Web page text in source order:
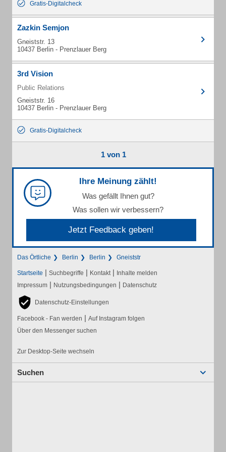
Gratis-Digitalcheck
Zazkin Semjon
Gneiststr. 13
10437 Berlin - Prenzlauer Berg
3rd Vision
Public Relations
Gneiststr. 16
10437 Berlin - Prenzlauer Berg
Gratis-Digitalcheck
1 von 1
Ihre Meinung zählt!
Was gefällt Ihnen gut?
Was sollen wir verbessern?
Jetzt Feedback geben!
Das Örtliche Berlin Berlin Gneiststr
Startseite | Suchbegriffe | Kontakt | Inhalte melden
Impressum | Nutzungsbedingungen | Datenschutz
Datenschutz-Einstellungen
Facebook - Fan werden | Auf Instagram folgen
Über den Messenger suchen
Zur Desktop-Seite wechseln
Suchen